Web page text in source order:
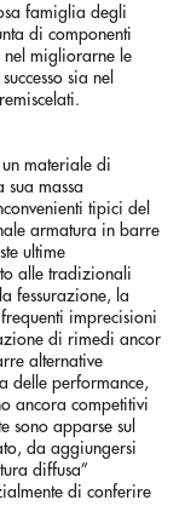
famiglia degli
di componenti
nel migliorarne le
sia nel
materiale di
massa
tipici del
armatura in barre
ultime
alle tradizionali
fessurazione, la
imprecisioni
di rimedi ancor
alternative
delle performance,
ancora competitivi
sono apparse sul
da aggiungersi
diffusa”
di conferire